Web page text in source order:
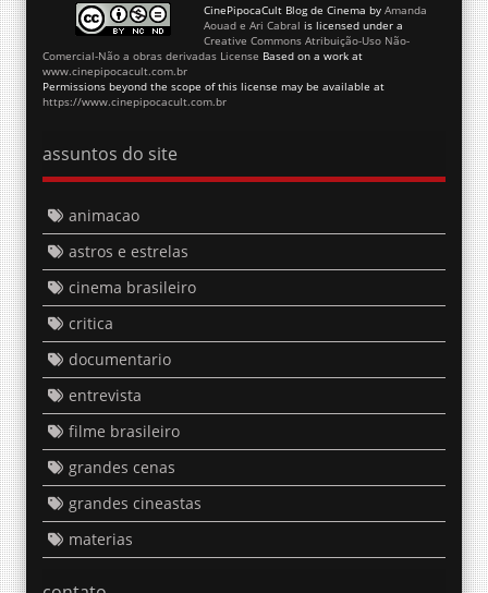
CinePipocaCult Blog de Cinema by Amanda
Aouad e Ari Cabral is licensed under a
Creative Commons Atribuição-Uso Não-
Comercial-Não a obras derivadas License Based on a work at
www.cinepipocacult.com.br
Permissions beyond the scope of this license may be available at
https://www.cinepipocacult.com.br
assuntos do site
animacao
astros e estrelas
cinema brasileiro
critica
documentario
entrevista
filme brasileiro
grandes cenas
grandes cineastas
materias